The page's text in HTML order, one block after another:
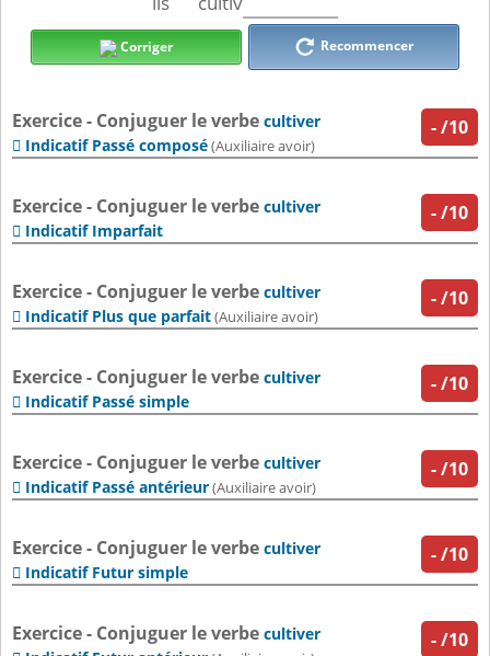
Corriger Recommencer
-/10
Exercice - Conjuguer le verbe cultiver
 Indicatif Passé composé(Auxiliaire avoir)
-/10
Exercice - Conjuguer le verbe cultiver
 Indicatif Imparfait
-/10
Exercice - Conjuguer le verbe cultiver
 Indicatif Plus que parfait(Auxiliaire avoir)
-/10
Exercice - Conjuguer le verbe cultiver
 Indicatif Passé simple
-/10
Exercice - Conjuguer le verbe cultiver
 Indicatif Passé antérieur(Auxiliaire avoir)
-/10
Exercice - Conjuguer le verbe cultiver
 Indicatif Futur simple
-/10
Exercice - Conjuguer le verbe cultiver